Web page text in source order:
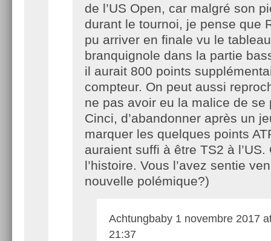
de l’US Open, car malgré son
durant le tournoi, je pense que
pu arriver en finale vu le
branquignole dans la partie
il aurait 800 points
compteur. On peut aussi
ne pas avoir eu la malice de se
Cinci, d’abandonner après un
marquer les quelques points
auraient suffi à être TS2 à
l’histoire. Vous l’avez sentie
nouvelle polémique?)
Achtungbaby 1 novembre 2017
21:37